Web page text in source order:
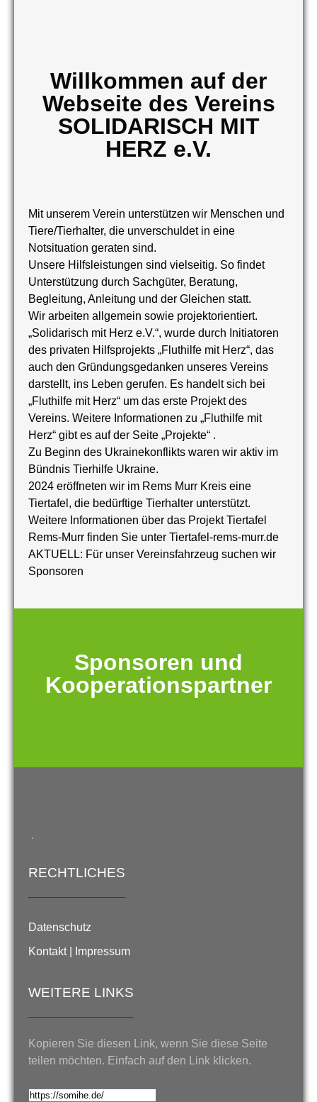
Willkommen auf der
Webseite des Vereins
SOLIDARISCH MIT
HERZ e.V.
Mit unserem Verein unterstützen wir Menschen und
Tiere/Tierhalter, die unverschuldet in eine
Notsituation geraten sind.
Unsere Hilfsleistungen sind vielseitig. So findet
Unterstützung durch Sachgüter, Beratung,
Begleitung, Anleitung und der Gleichen statt.
Wir arbeiten allgemein sowie projektorientiert.
„Solidarisch mit Herz e.V.“, wurde durch Initiatoren
des privaten Hilfsprojekts „Fluthilfe mit Herz“, das
auch den Gründungsgedanken unseres Vereins
darstellt, ins Leben gerufen. Es handelt sich bei
„Fluthilfe mit Herz“ um das erste Projekt des
Vereins. Weitere Informationen zu „Fluthilfe mit
Herz“ gibt es auf der Seite „Projekte“ .
Zu Beginn des Ukrainekonflikts waren wir aktiv im
Bündnis Tierhilfe Ukraine.
2024 eröffneten wir im Rems Murr Kreis eine
Tiertafel, die bedürftige Tierhalter unterstützt.
Weitere Informationen über das Projekt Tiertafel
Rems-Murr finden Sie unter Tiertafel-rems-murr.de
AKTUELL: Für unser Vereinsfahrzeug suchen wir
Sponsoren
Sponsoren und
Kooperationspartner
.
RECHTLICHES
Datenschutz
Kontakt | Impressum
WEITERE LINKS
Kopieren Sie diesen Link, wenn Sie diese Seite
teilen möchten. Einfach auf den Link klicken.